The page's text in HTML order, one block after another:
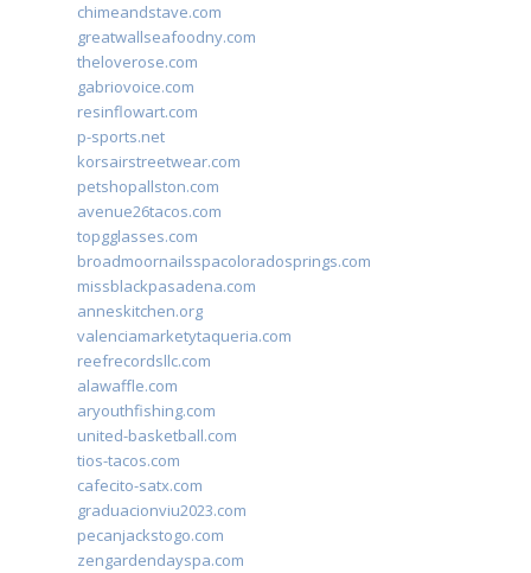
chimeandstave.com
greatwallseafoodny.com
theloverose.com
gabriovoice.com
resinflowart.com
p-sports.net
korsairstreetwear.com
petshopallston.com
avenue26tacos.com
topgglasses.com
broadmoornailsspacoloradosprings.com
missblackpasadena.com
anneskitchen.org
valenciamarketytaqueria.com
reefrecordsllc.com
alawaffle.com
aryouthfishing.com
united-basketball.com
tios-tacos.com
cafecito-satx.com
graduacionviu2023.com
pecanjackstogo.com
zengardendayspa.com